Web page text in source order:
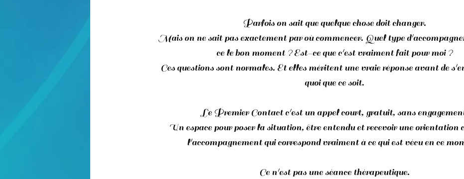
Parfois on sait que quelque chose doit changer.
Mais on ne sait pas exactement par où commencer. Quel type
ce le bon moment ? Est-ce que c'est vraiment fait pour moi ?
Ces questions sont normales. Et elles méritent une vraie réponse avant de
quoi que ce soit.
Le Premier Contact c'est un appel court, gratuit, sans
Un espace pour poser la situation, être entendu et recevoir une orientation
l'accompagnement qui correspond vraiment à ce qui est vécu en ce
Ce n'est pas une séance thérapeutique.